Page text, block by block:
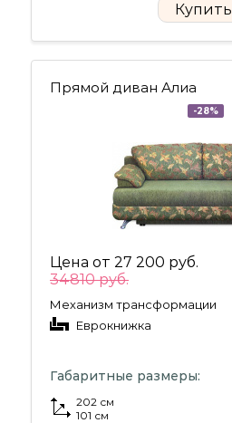
Купить
Прямой диван Алиа
-28%
Цена от 27 200 руб.
34810 руб.
Механизм трансформации
Еврокнижка
Габаритные размеры:
202 см
101 см